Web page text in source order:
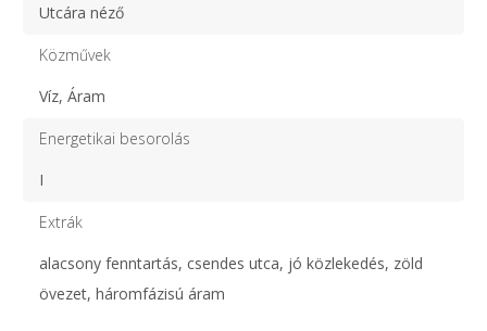
Utcára néző
Közművek
Víz, Áram
Energetikai besorolás
I
Extrák
alacsony fenntartás, csendes utca, jó közlekedés, zöld
övezet, háromfázisú áram